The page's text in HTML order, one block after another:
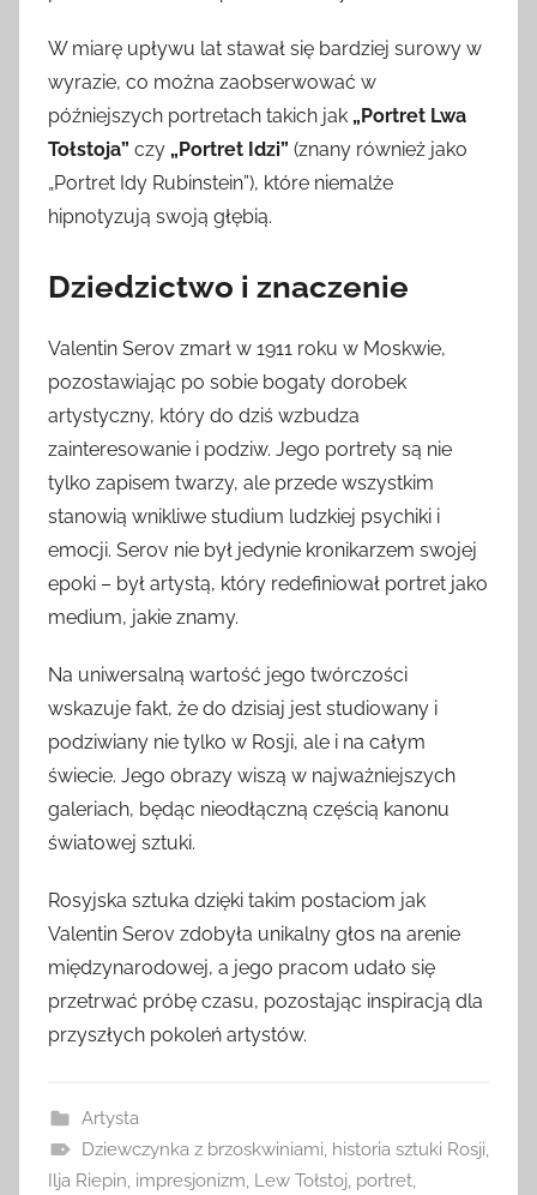
W miarę upływu lat stawał się bardziej surowy w
wyrazie, co można zaobserwować w
późniejszych portretach takich jak „Portret Lwa
Tołstoja” czy „Portret Idzi” (znany również jako
„Portret Idy Rubinstein”), które niemalże
hipnotyzują swoją głębią.
Dziedzictwo i znaczenie
Valentin Serov zmarł w 1911 roku w Moskwie,
pozostawiając po sobie bogaty dorobek
artystyczny, który do dziś wzbudza
zainteresowanie i podziw. Jego portrety są nie
tylko zapisem twarzy, ale przede wszystkim
stanowią wnikliwe studium ludzkiej psychiki i
emocji. Serov nie był jedynie kronikarzem swojej
epoki – był artystą, który redefiniował portret jako
medium, jakie znamy.
Na uniwersalną wartość jego twórczości
wskazuje fakt, że do dzisiaj jest studiowany i
podziwiany nie tylko w Rosji, ale i na całym
świecie. Jego obrazy wiszą w najważniejszych
galeriach, będąc nieodłączną częścią kanonu
światowej sztuki.
Rosyjska sztuka dzięki takim postaciom jak
Valentin Serov zdobyła unikalny głos na arenie
międzynarodowej, a jego pracom udało się
przetrwać próbę czasu, pozostając inspiracją dla
przyszłych pokoleń artystów.
Artysta
Dziewczynka z brzoskwiniami, historia sztuki Rosji,
Ilja Riepin, impresjonizm, Lew Tołstoj, portret,